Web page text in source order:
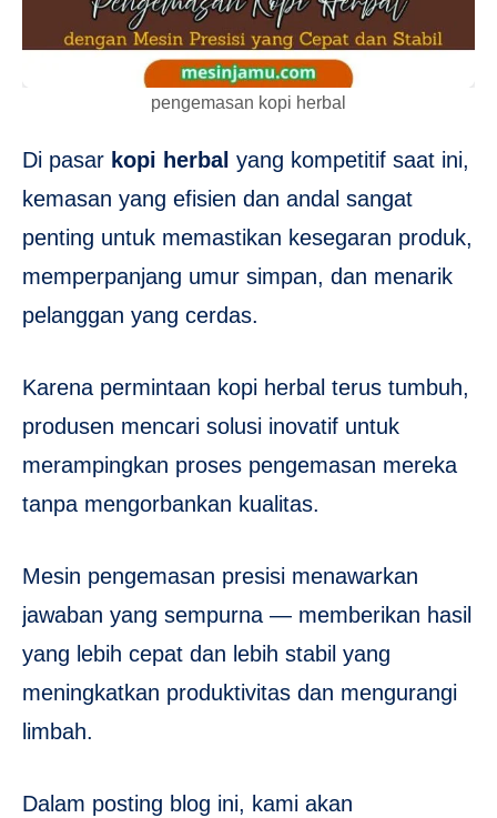
pengemasan kopi herbal
Di pasar kopi herbal yang kompetitif saat ini,
kemasan yang efisien dan andal sangat
penting untuk memastikan kesegaran produk,
memperpanjang umur simpan, dan menarik
pelanggan yang cerdas.
Karena permintaan kopi herbal terus tumbuh,
produsen mencari solusi inovatif untuk
merampingkan proses pengemasan mereka
tanpa mengorbankan kualitas.
Mesin pengemasan presisi menawarkan
jawaban yang sempurna — memberikan hasil
yang lebih cepat dan lebih stabil yang
meningkatkan produktivitas dan mengurangi
limbah.
Dalam posting blog ini, kami akan